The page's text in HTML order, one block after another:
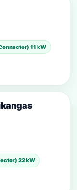
11 kW
22 kW